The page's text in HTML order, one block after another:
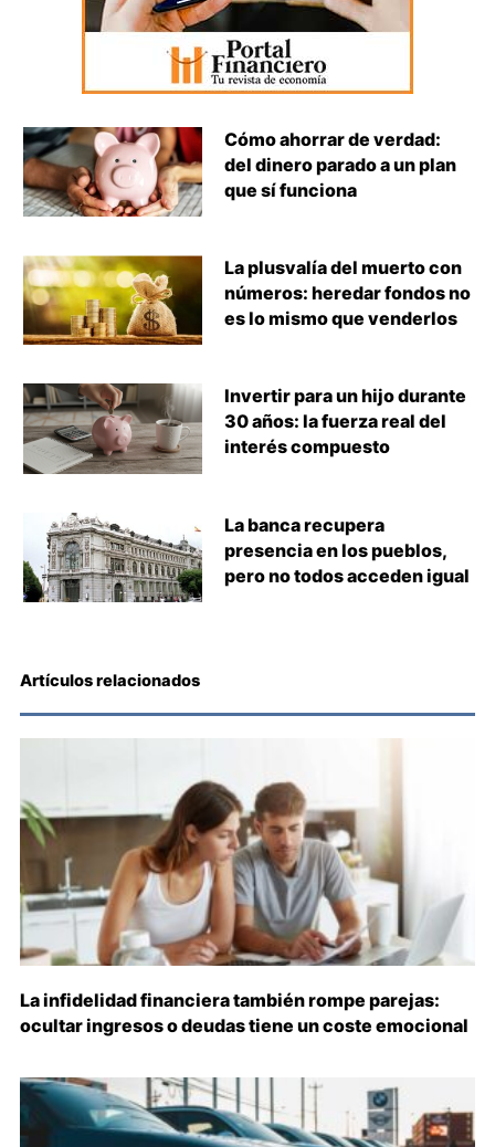
Cómo ahorrar de verdad:
del dinero parado a un plan
que sí funciona
La plusvalía del muerto con
números: heredar fondos no
es lo mismo que venderlos
Invertir para un hijo durante
30 años: la fuerza real del
interés compuesto
La banca recupera
presencia en los pueblos,
pero no todos acceden igual
Artículos relacionados
La infidelidad financiera también rompe parejas:
ocultar ingresos o deudas tiene un coste emocional